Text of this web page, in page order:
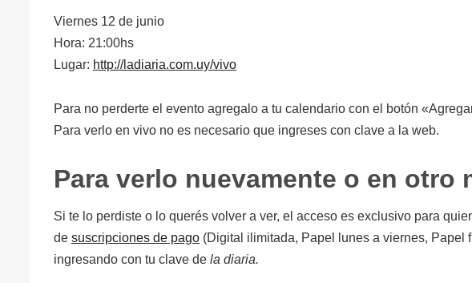
Viernes 12 de junio
Hora: 21:00hs
Lugar: http://ladiaria.com.uy/vivo
Para no perderte el evento agregalo a tu calendario con el botón
Para verlo en vivo no es necesario que ingreses con clave a la web.
Para verlo nuevamente o en otro
Si te lo perdiste o lo querés volver a ver, el acceso es exclusivo para
de suscripciones de pago (Digital ilimitada, Papel lunes a viernes, Papel
ingresando con tu clave de la diaria.